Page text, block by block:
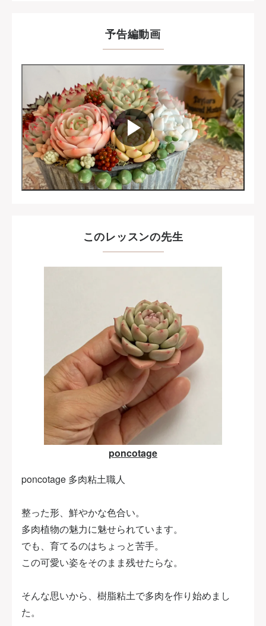
予告編動画
このレッスンの先生
poncotage
poncotage 多肉粘土職人
整った形、鮮やかな色合い。
多肉植物の魅力に魅せられています。
でも、育てるのはちょっと苦手。
この可愛い姿をそのまま残せたらな。
そんな思いから、樹脂粘土で多肉を作り始めまし
た。